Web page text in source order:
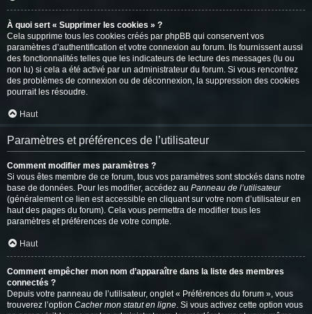
À quoi sert « Supprimer les cookies » ?
Cela supprime tous les cookies créés par phpBB qui conservent vos
paramètres d’authentification et votre connexion au forum. Ils fournissent aussi
des fonctionnalités telles que les indicateurs de lecture des messages (lu ou
non lu) si cela a été activé par un administrateur du forum. Si vous rencontrez
des problèmes de connexion ou de déconnexion, la suppression des cookies
pourrait les résoudre.
Haut
Paramètres et préférences de l’utilisateur
Comment modifier mes paramètres ?
Si vous êtes membre de ce forum, tous vos paramètres sont stockés dans notre
base de données. Pour les modifier, accédez au Panneau de l’utilisateur
(généralement ce lien est accessible en cliquant sur votre nom d’utilisateur en
haut des pages du forum). Cela vous permettra de modifier tous les
paramètres et préférences de votre compte.
Haut
Comment empêcher mon nom d’apparaître dans la liste des membres
connectés ?
Depuis votre panneau de l’utilisateur, onglet « Préférences du forum », vous
trouverez l’option Cacher mon statut en ligne. Si vous activez cette option vous